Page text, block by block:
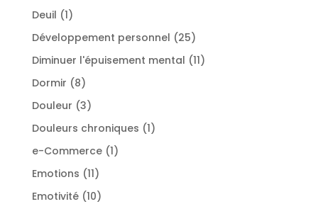
Deuil 11
Développement personnel 2525
produits
Diminuer l'épuisement mental 1111
Dormir 88
produits
Douleur 33
produits
Douleurs chroniques 11
e-Commerce 11
Emotions 1111
produits
Emotivité 1010